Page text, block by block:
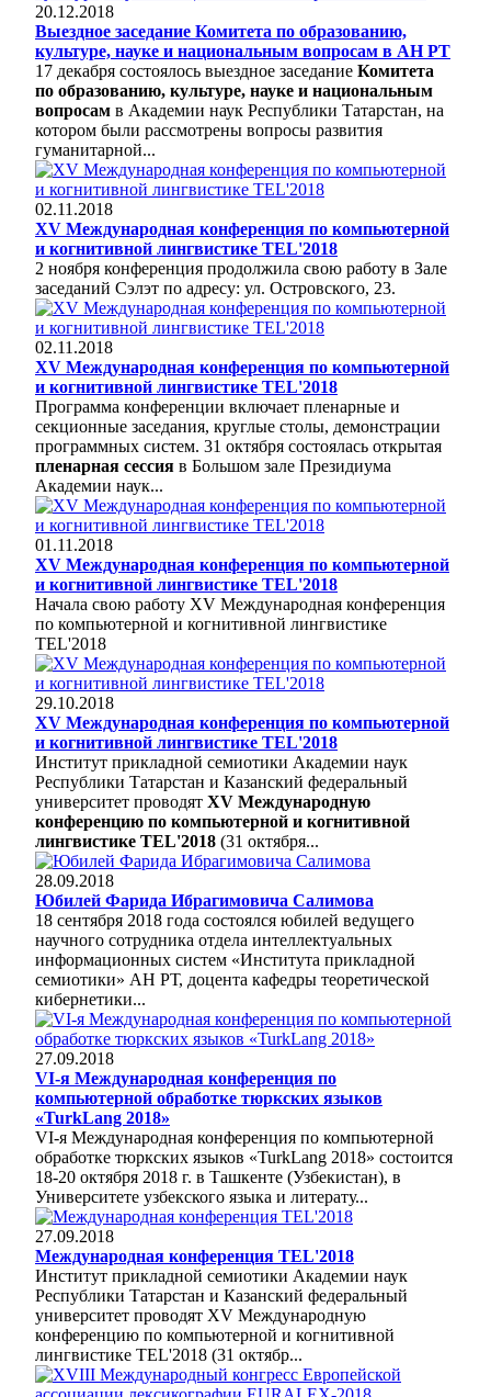
20.12.2018
Выездное заседание Комитета по образованию,
культуре, науке и национальным вопросам в АН РТ
17 декабря состоялось выездное заседание Комитета
по образованию, культуре, науке и национальным
вопросам в Академии наук Республики Татарстан, на
котором были рассмотрены вопросы развития
гуманитарной...
02.11.2018
XV Международная конференция по компьютерной
и когнитивной лингвистике TEL'2018
2 ноября конференция продолжила свою работу в Зале
заседаний Сэлэт по адресу: ул. Островского, 23.
02.11.2018
XV Международная конференция по компьютерной
и когнитивной лингвистике TEL'2018
Программа конференции включает пленарные и
секционные заседания, круглые столы, демонстрации
программных систем. 31 октября состоялась открытая
пленарная сессия в Большом зале Президиума
Академии наук...
01.11.2018
XV Международная конференция по компьютерной
и когнитивной лингвистике TEL'2018
Начала свою работу XV Международная конференция
по компьютерной и когнитивной лингвистике
TEL'2018
29.10.2018
XV Международная конференция по компьютерной
и когнитивной лингвистике TEL'2018
Институт прикладной семиотики Академии наук
Республики Татарстан и Казанский федеральный
университет проводят XV Международную
конференцию по компьютерной и когнитивной
лингвистике TEL'2018 (31 октября...
28.09.2018
Юбилей Фарида Ибрагимовича Салимова
18 сентября 2018 года состоялся юбилей ведущего
научного сотрудника отдела интеллектуальных
информационных систем «Института прикладной
семиотики» АН РТ, доцента кафедры теоретической
кибернетики...
27.09.2018
VI-я Международная конференция по
компьютерной обработке тюркских языков
«TurkLang 2018»
VI-я Международная конференция по компьютерной
обработке тюркских языков «TurkLang 2018» состоится
18-20 октября 2018 г. в Ташкенте (Узбекистан), в
Университете узбекского языка и литерату...
27.09.2018
Международная конференция TEL'2018
Институт прикладной семиотики Академии наук
Республики Татарстан и Казанский федеральный
университет проводят XV Международную
конференцию по компьютерной и когнитивной
лингвистике TEL'2018 (31 октябр...